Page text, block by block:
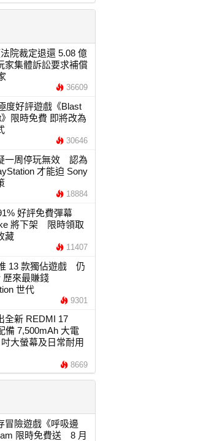
院裁定退還 5.08 億
集體訴訟要求補償
36609
度好評遊戲《Blast
限時免費 即將改為
30646
一周停玩無效 認為
才能迫 Sony
18884
好評免費彈幕
將下架 限時領取
藏
11407
13 款獨佔遊戲 仍
歷來最賺錢
世代
9301
全新 REDMI 17
備 7,500mAh 大電
大螢幕及日常耐用
8669
冒險遊戲《呼吸邊
限時免費送 8 月